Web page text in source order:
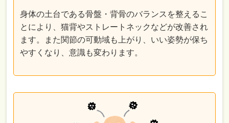
身体の土台である骨盤・背骨のバランスを整えるこ
とにより、猫背やストレートネックなどが改善され
ます。また関節の可動域も上がり、いい姿勢が保ち
やすくなり、意識も変わります。